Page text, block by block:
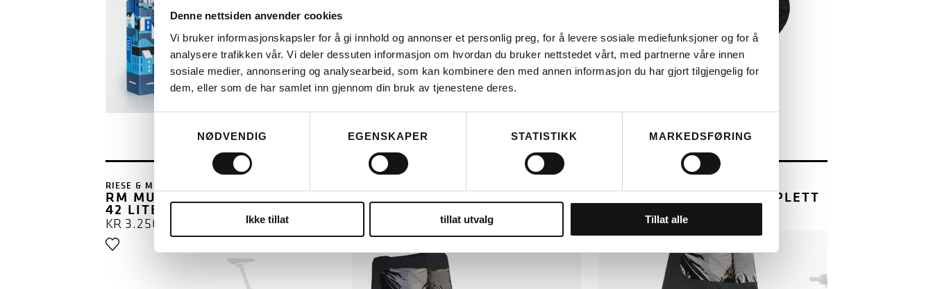
Denne nettsiden anvender cookies
Vi bruker informasjonskapsler for å gi innhold og annonser et personlig preg, for å levere sosiale mediefunksjoner og for å
analysere trafikken vår. Vi deler dessuten informasjon om hvordan du bruker nettstedet vårt, med partnerne våre innen
sosiale medier, annonsering og analysearbeid, som kan kombinere den med annen informasjon du har gjort tilgjengelig for
dem, eller som de har samlet inn gjennom din bruk av tjenestene deres.
NØDVENDIG
EGENSKAPER STATISTIKK MARKEDSFØRING
Ikke tillat tillat utvalg Tillat alle
LES MER
LES MER LES MER
RIESE & MÜLLER
RM MULTITINKER VESKER 2 X
42 LITER (H)
KR 3.250
TELT MULTICHARGER
KOMPLETT (H)
TELT MULTITINKER KOMPLETT
(H)
4.499